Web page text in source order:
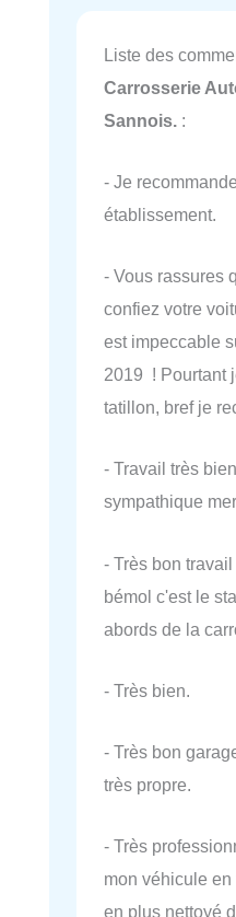
Liste des
Carrosserie
Sannois. :
- Je
établissement.
- Vous rassures
confiez votre
est impeccable
2019 ! Pourtant
tatillon, bref je
- Travail très
sympathique
- Très bon
bémol c'est le
abords de la
- Très bien.
- Très bon
très propre.
- Très
mon véhicule
en plus nettoyé